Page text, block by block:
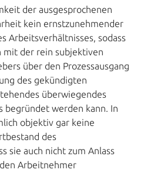
der ausgesprochenen
kein ernstzunehmender
Arbeitsverhältnisses, sodass
mit der rein subjektiven
über den Prozessausgang
des gekündigten
überwiegendes
begründet werden kann. In
objektiv gar keine
des
sie auch nicht zum Anlass
Arbeitnehmer